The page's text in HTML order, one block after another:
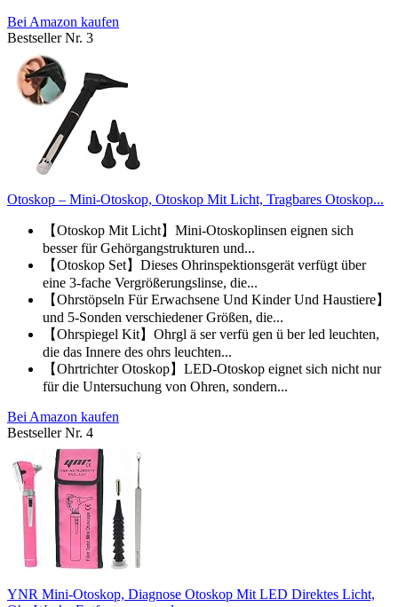
Bei Amazon kaufen
Bestseller Nr. 3
Otoskop – Mini-Otoskop, Otoskop Mit Licht, Tragbares Otoskop...
【Otoskop Mit Licht】Mini-Otoskoplinsen eignen sich
besser für Gehörgangstrukturen und...
【Otoskop Set】Dieses Ohrinspektionsgerät verfügt über
eine 3-fache Vergrößerungslinse, die...
【Ohrstöpseln Für Erwachsene Und Kinder Und Haustiere】
und 5-Sonden verschiedener Größen, die...
【Ohrspiegel Kit】Ohrgl ä ser verfü gen ü ber led leuchten,
die das Innere des ohrs leuchten...
【Ohrtrichter Otoskop】LED-Otoskop eignet sich nicht nur
für die Untersuchung von Ohren, sondern...
Bei Amazon kaufen
Bestseller Nr. 4
YNR Mini-Otoskop, Diagnose Otoskop Mit LED Direktes Licht,